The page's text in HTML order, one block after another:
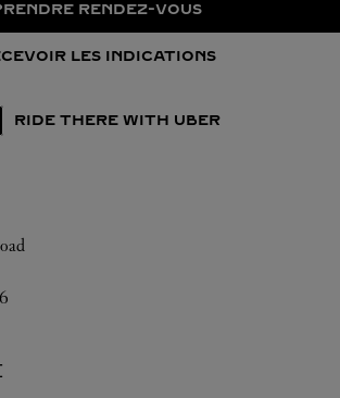
RENDEZ-VOUS
LES INDICATIONS
RIDE THERE WITH UBER